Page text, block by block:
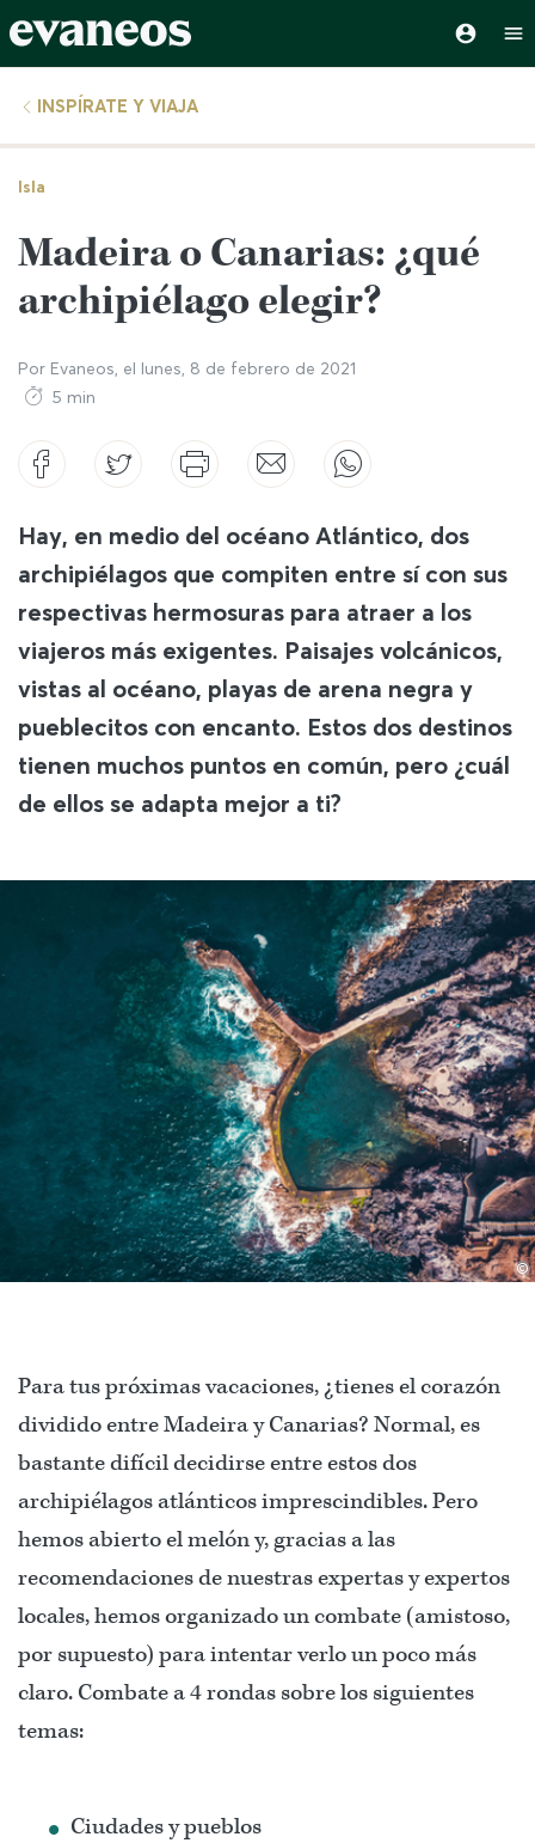
INSPÍRATE Y VIAJA
Isla
Madeira o Canarias: ¿qué
archipiélago elegir?
Por Evaneos, el lunes, 8 de febrero de 2021
5 min
Hay, en medio del océano Atlántico, dos
archipiélagos que compiten entre sí con sus
respectivas hermosuras para atraer a los
viajeros más exigentes. Paisajes volcánicos,
vistas al océano, playas de arena negra y
pueblecitos con encanto. Estos dos destinos
tienen muchos puntos en común, pero ¿cuál
de ellos se adapta mejor a ti?
©
Para tus próximas vacaciones, ¿tienes el corazón
dividido entre Madeira y Canarias? Normal, es
bastante difícil decidirse entre estos dos
archipiélagos atlánticos imprescindibles. Pero
hemos abierto el melón y, gracias a las
recomendaciones de nuestras expertas y expertos
locales, hemos organizado un combate (amistoso,
por supuesto) para intentar verlo un poco más
claro. Combate a 4 rondas sobre los siguientes
temas:
Ciudades y pueblos